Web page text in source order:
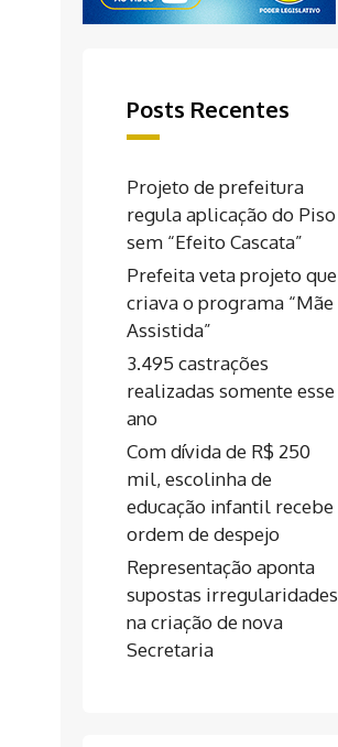
Posts Recentes
Projeto de prefeitura
regula aplicação do Piso
sem “Efeito Cascata”
Prefeita veta projeto que
criava o programa “Mãe
Assistida”
3.495 castrações
realizadas somente esse
ano
Com dívida de R$ 250
mil, escolinha de
educação infantil recebe
ordem de despejo
Representação aponta
supostas irregularidades
na criação de nova
Secretaria